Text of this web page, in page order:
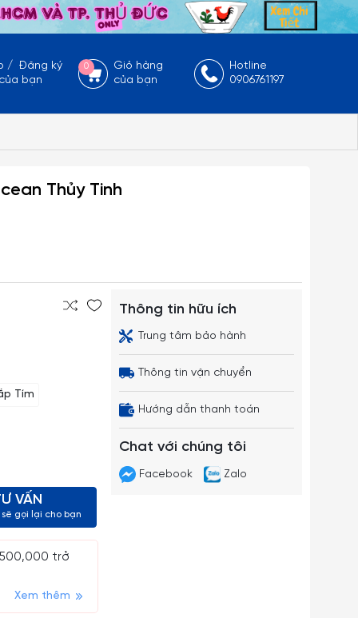
/Đăng ký
bạn
0
Giỏ hàng
của bạn
Hotline
0906761197
Thủy Tinh
Tím
VẤN
gọi lại cho bạn
trở
Xem thêm
Thông tin hữu ích
Trung tâm bảo hành
Thông tin vận chuyển
Hướng dẫn thanh toán
Chat với chúng tôi
Facebook Zalo